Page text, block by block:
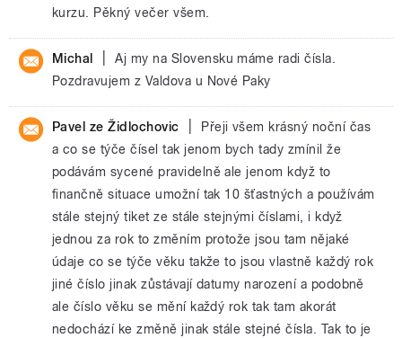
kurzu. Pěkný večer všem.
Michal
Aj my na Slovensku máme radi čísla.
Pozdravujem z Valdova u Nové Paky
Pavel ze Židlochovic
Přeji všem krásný noční čas
a co se týče čísel tak jenom bych tady zmínil že
podávám sycené pravidelně ale jenom když to
finančně situace umožní tak 10 šťastných a používám
stále stejný tiket ze stále stejnými číslami, i když
jednou za rok to změním protože jsou tam nějaké
údaje co se týče věku takže to jsou vlastně každý rok
jiné číslo jinak zůstávají datumy narození a podobně
ale číslo věku se mění každý rok tak tam akorát
nedochází ke změně jinak stále stejné čísla. Tak to je